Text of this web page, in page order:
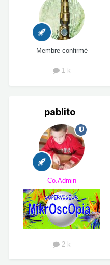
Membre confirmé
1 k
pablito
Co.Admin
2 k